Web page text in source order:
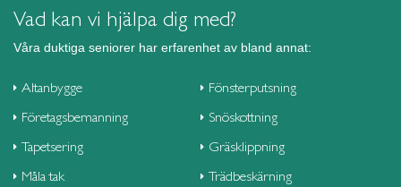
Vad kan vi hjälpa dig med?
Våra duktiga seniorer har erfarenhet av bland annat:
Altanbygge
Företagsbemanning
Tapetsering
Måla tak
Fönsterputsning
Snöskottning
Gräsklippning
Trädbeskärning